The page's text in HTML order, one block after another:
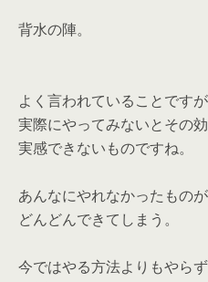
背水の陣。
よく言われていることですが
実際にやってみないとその
実感できないものですね。
あんなにやれなかったものが
どんどんできてしまう。
今ではやる方法よりもやら